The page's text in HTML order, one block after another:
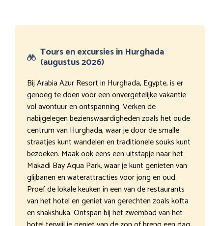
Tours en excursies in Hurghada
(augustus 2026)
Bij Arabia Azur Resort in Hurghada, Egypte, is er
genoeg te doen voor een onvergetelijke vakantie
vol avontuur en ontspanning. Verken de
nabijgelegen bezienswaardigheden zoals het oude
centrum van Hurghada, waar je door de smalle
straatjes kunt wandelen en traditionele souks kunt
bezoeken. Maak ook eens een uitstapje naar het
Makadi Bay Aqua Park, waar je kunt genieten van
glijbanen en waterattracties voor jong en oud.
Proef de lokale keuken in een van de restaurants
van het hotel en geniet van gerechten zoals kofta
en shakshuka. Ontspan bij het zwembad van het